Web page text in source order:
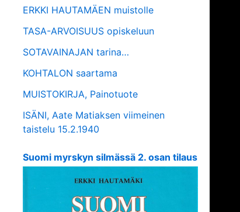
ERKKI HAUTAMÄEN muistolle
TASA-ARVOISUUS opiskeluun
SOTAVAINAJAN tarina…
KOHTALON saartama
MUISTOKIRJA, Painotuote
ISÄNI, Aate Matiaksen viimeinen
taistelu 15.2.1940
Suomi myrskyn silmässä 2. osan tilaus